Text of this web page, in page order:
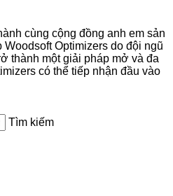
cùng cộng đồng anh em sản
Optimizers do đội ngũ
thành một giải pháp mở và đa
có thể tiếp nhận đầu vào
Tìm kiếm